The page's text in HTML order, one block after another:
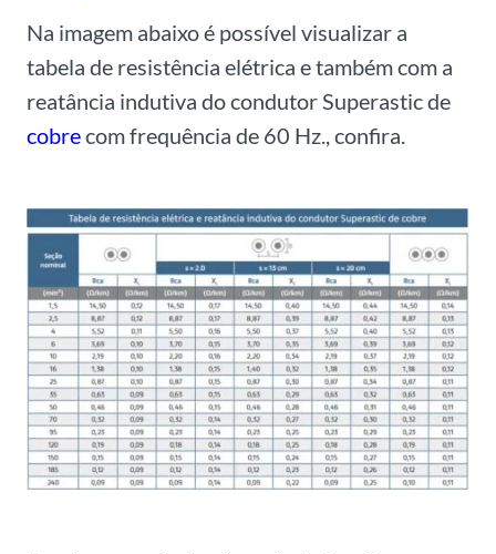
Na imagem abaixo é possível visualizar a
tabela de resistência elétrica e também com a
reatância indutiva do condutor Superastic de
cobrecom frequência de 60 Hz., confira.